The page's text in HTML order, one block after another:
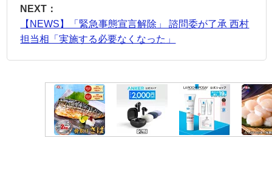
NEXT：
【NEWS】「緊急事態宣言解除」 諮問委が了承 西村
担当相「実施する必要なくなった」